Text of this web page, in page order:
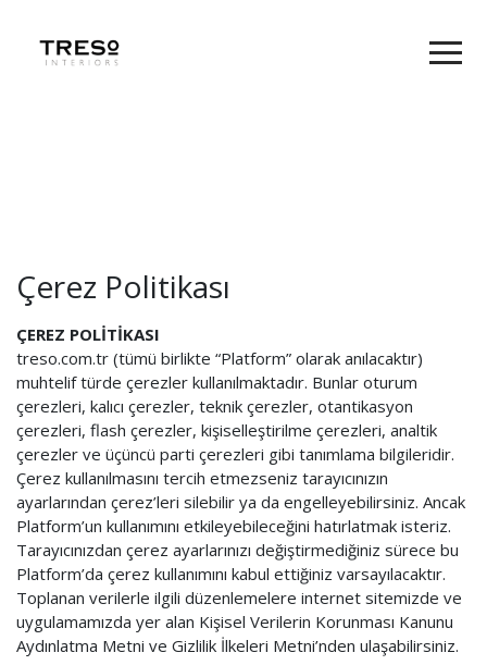
Çerez Politikası
ÇEREZ POLİTİKASI
treso.com.tr (tümü birlikte “Platform” olarak anılacaktır)
muhtelif türde çerezler kullanılmaktadır. Bunlar oturum
çerezleri, kalıcı çerezler, teknik çerezler, otantikasyon
çerezleri, flash çerezler, kişiselleştirilme çerezleri, analtik
çerezler ve üçüncü parti çerezleri gibi tanımlama bilgileridir.
Çerez kullanılmasını tercih etmezseniz tarayıcınızın
ayarlarından çerez’leri silebilir ya da engelleyebilirsiniz. Ancak
Platform’un kullanımını etkileyebileceğini hatırlatmak isteriz.
Tarayıcınızdan çerez ayarlarınızı değiştirmediğiniz sürece bu
Platform’da çerez kullanımını kabul ettiğiniz varsayılacaktır.
Toplanan verilerle ilgili düzenlemelere internet sitemizde ve
uygulamamızda yer alan Kişisel Verilerin Korunması Kanunu
Aydınlatma Metni ve Gizlilik İlkeleri Metni’nden ulaşabilirsiniz.